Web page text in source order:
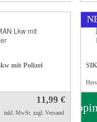
mit Polizei
11,99 €
inkl. MwSt. zzgl. Versand